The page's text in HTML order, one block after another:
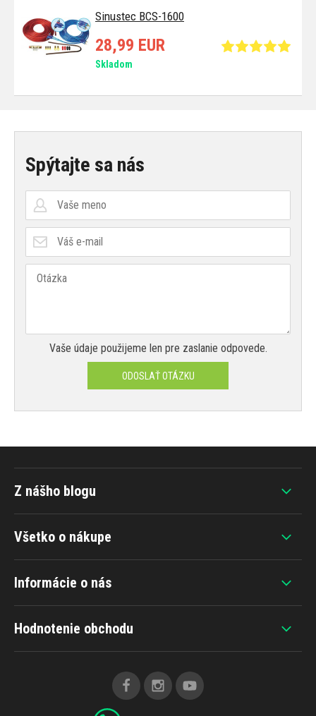
Sinustec BCS-1600
28,99 EUR
Skladom
Spýtajte sa nás
Vaše údaje použijeme len pre zaslanie odpovede.
ODOSLAŤ OTÁZKU
Všetko o nákupe
Informácie o nás
Hodnotenie obchodu
Z nášho blogu